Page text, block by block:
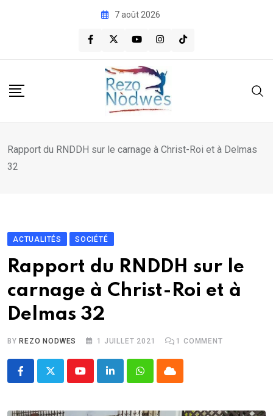
7 août 2026
Rapport du RNDDH sur le carnage à Christ-Roi et à Delmas
32
ACTUALITÉS SOCIÉTÉ
Rapport du RNDDH sur le
carnage à Christ-Roi et à
Delmas 32
BY REZO NODWES 1 JUILLET 2021 1 COMMENT
YoutubeLinkedInWhatsappCloud